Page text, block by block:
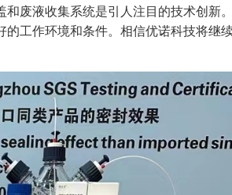
废液收集系统是引人注目的技术创新
工作环境和条件。相信优诺科技将继